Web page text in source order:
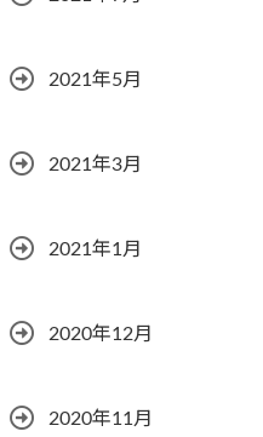
2021年5月
2021年3月
2021年1月
2020年12月
2020年11月